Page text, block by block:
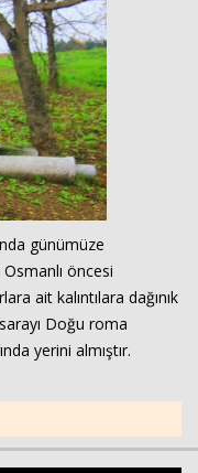
günümüze
Osmanlı öncesi
ait kalıntılara dağınık
Doğu roma
yerini almıştır.